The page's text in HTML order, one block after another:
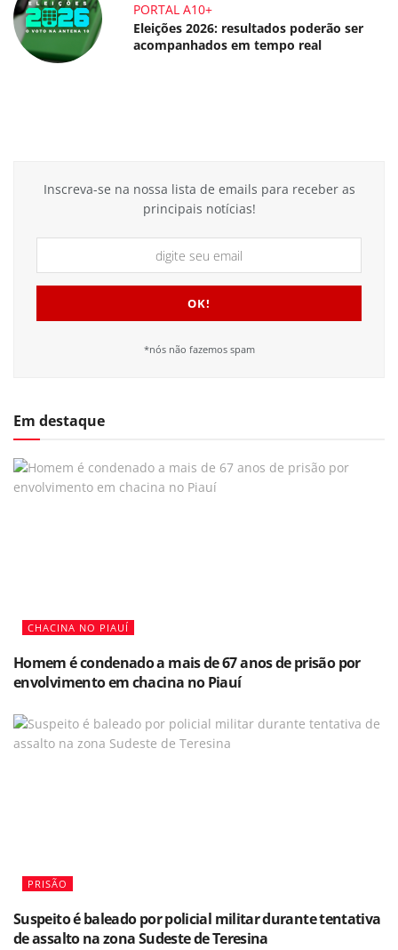
PORTAL A10+
Eleições 2026: resultados poderão ser
acompanhados em tempo real
Inscreva-se na nossa lista de emails para receber as
principais notícias!
*nós não fazemos spam
Em destaque
CHACINA NO PIAUÍ
Homem é condenado a mais de 67 anos de prisão por
envolvimento em chacina no Piauí
PRISÃO
Suspeito é baleado por policial militar durante tentativa
de assalto na zona Sudeste de Teresina